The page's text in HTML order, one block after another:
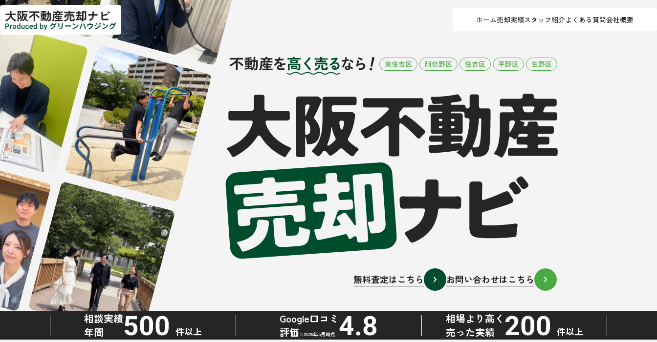
ホーム売却実績スタッフ紹介よくある質問会社概要
無料査定はこちら お問い合わせはこちら
相談実績
年間
500 件以上
Google口コミ
評価※2026年5月時点 4.8
相場より高く
売った実績
200 件以上